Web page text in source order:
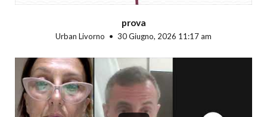
prova
Urban Livorno 30 Giugno, 2026 11:17 am